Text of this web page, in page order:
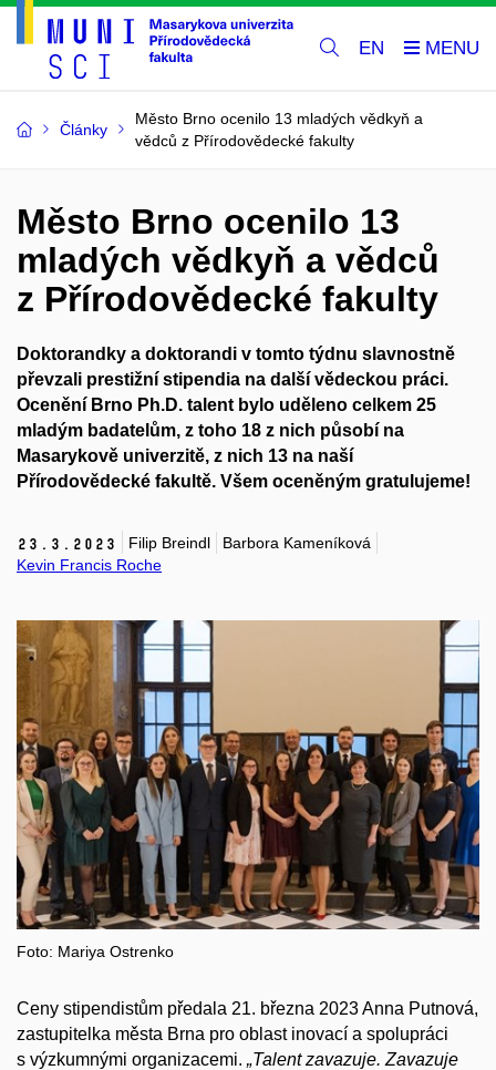
EN
Články
Město Brno ocenilo 13 mladých vědkyň a
vědců z Přírodovědecké fakulty
Město Brno ocenilo 13
mladých vědkyň a vědců
z Přírodovědecké fakulty
Doktorandky a doktorandi v tomto týdnu slavnostně
převzali prestižní stipendia na další vědeckou práci.
Ocenění Brno Ph.D. talent bylo uděleno celkem 25
mladým badatelům, z toho 18 z nich působí na
Masarykově univerzitě, z nich 13 na naší
Přírodovědecké fakultě. Všem oceněným gratulujeme!
23. 3. 2023 Filip Breindl
Barbora Kameníková
Kevin Francis Roche
Foto: Mariya Ostrenko
Ceny stipendistům předala 21. března 2023 Anna Putnová,
zastupitelka města Brna pro oblast inovací a spolupráci
s výzkumnými organizacemi. „Talent zavazuje. Zavazuje